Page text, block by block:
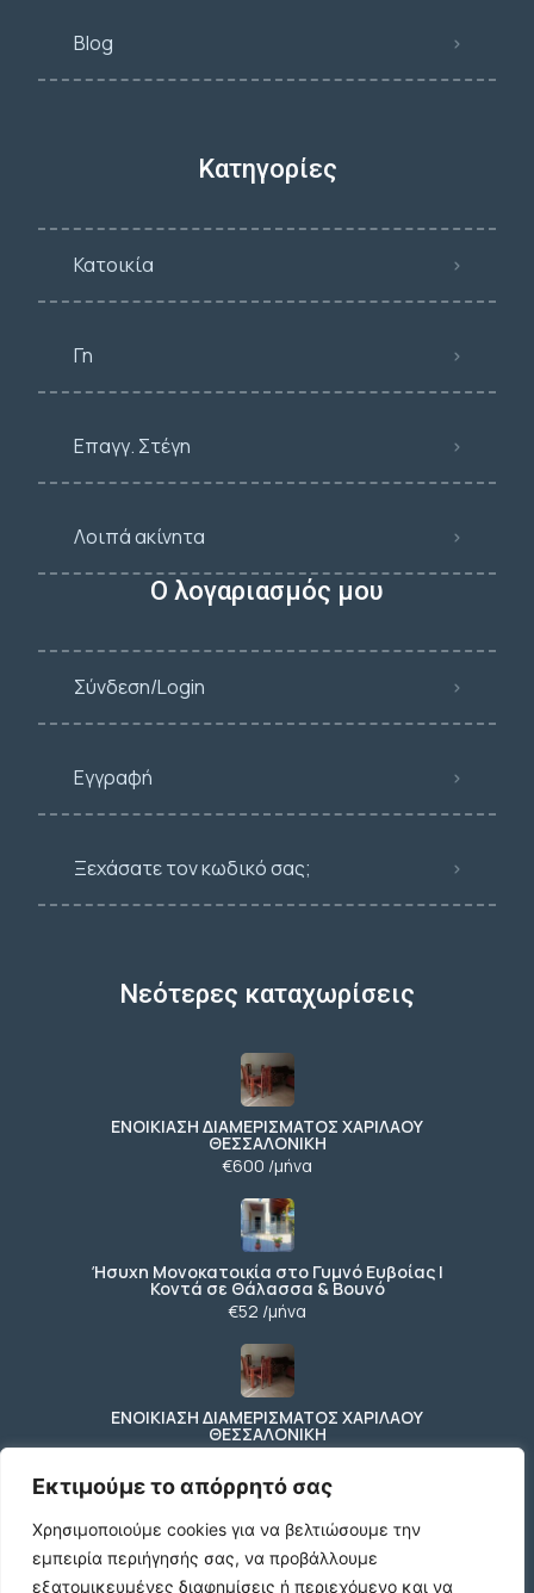
Εκτιμούμε το απόρρητό σας
Χρησιμοποιούμε cookies για να βελτιώσουμε την
εμπειρία περιήγησής σας, να προβάλλουμε
εξατομικευμένες διαφημίσεις ή περιεχόμενο και να
Blog
Κατηγορίες
Κατοικία
Γη
Επαγγ. Στέγη
Λοιπά ακίνητα
Ο λογαριασμός μου
Σύνδεση/Login
Εγγραφή
Ξεχάσατε τον κωδικό σας;
Νεότερες καταχωρίσεις
ΕΝΟΙΚΙΑΣΗ ΔΙΑΜΕΡΙΣΜΑΤΟΣ ΧΑΡΙΛΑΟΥ
ΘΕΣΣΑΛΟΝΙΚΗ
€600 /μήνα
Ήσυχη Μονοκατοικία στο Γυμνό Ευβοίας |
Κοντά σε Θάλασσα & Βουνό
€52 /μήνα
ΕΝΟΙΚΙΑΣΗ ΔΙΑΜΕΡΙΣΜΑΤΟΣ ΧΑΡΙΛΑΟΥ
ΘΕΣΣΑΛΟΝΙΚΗ
Κωδικος ακινητου Μ480 καταστημα στον
Ευοσμο